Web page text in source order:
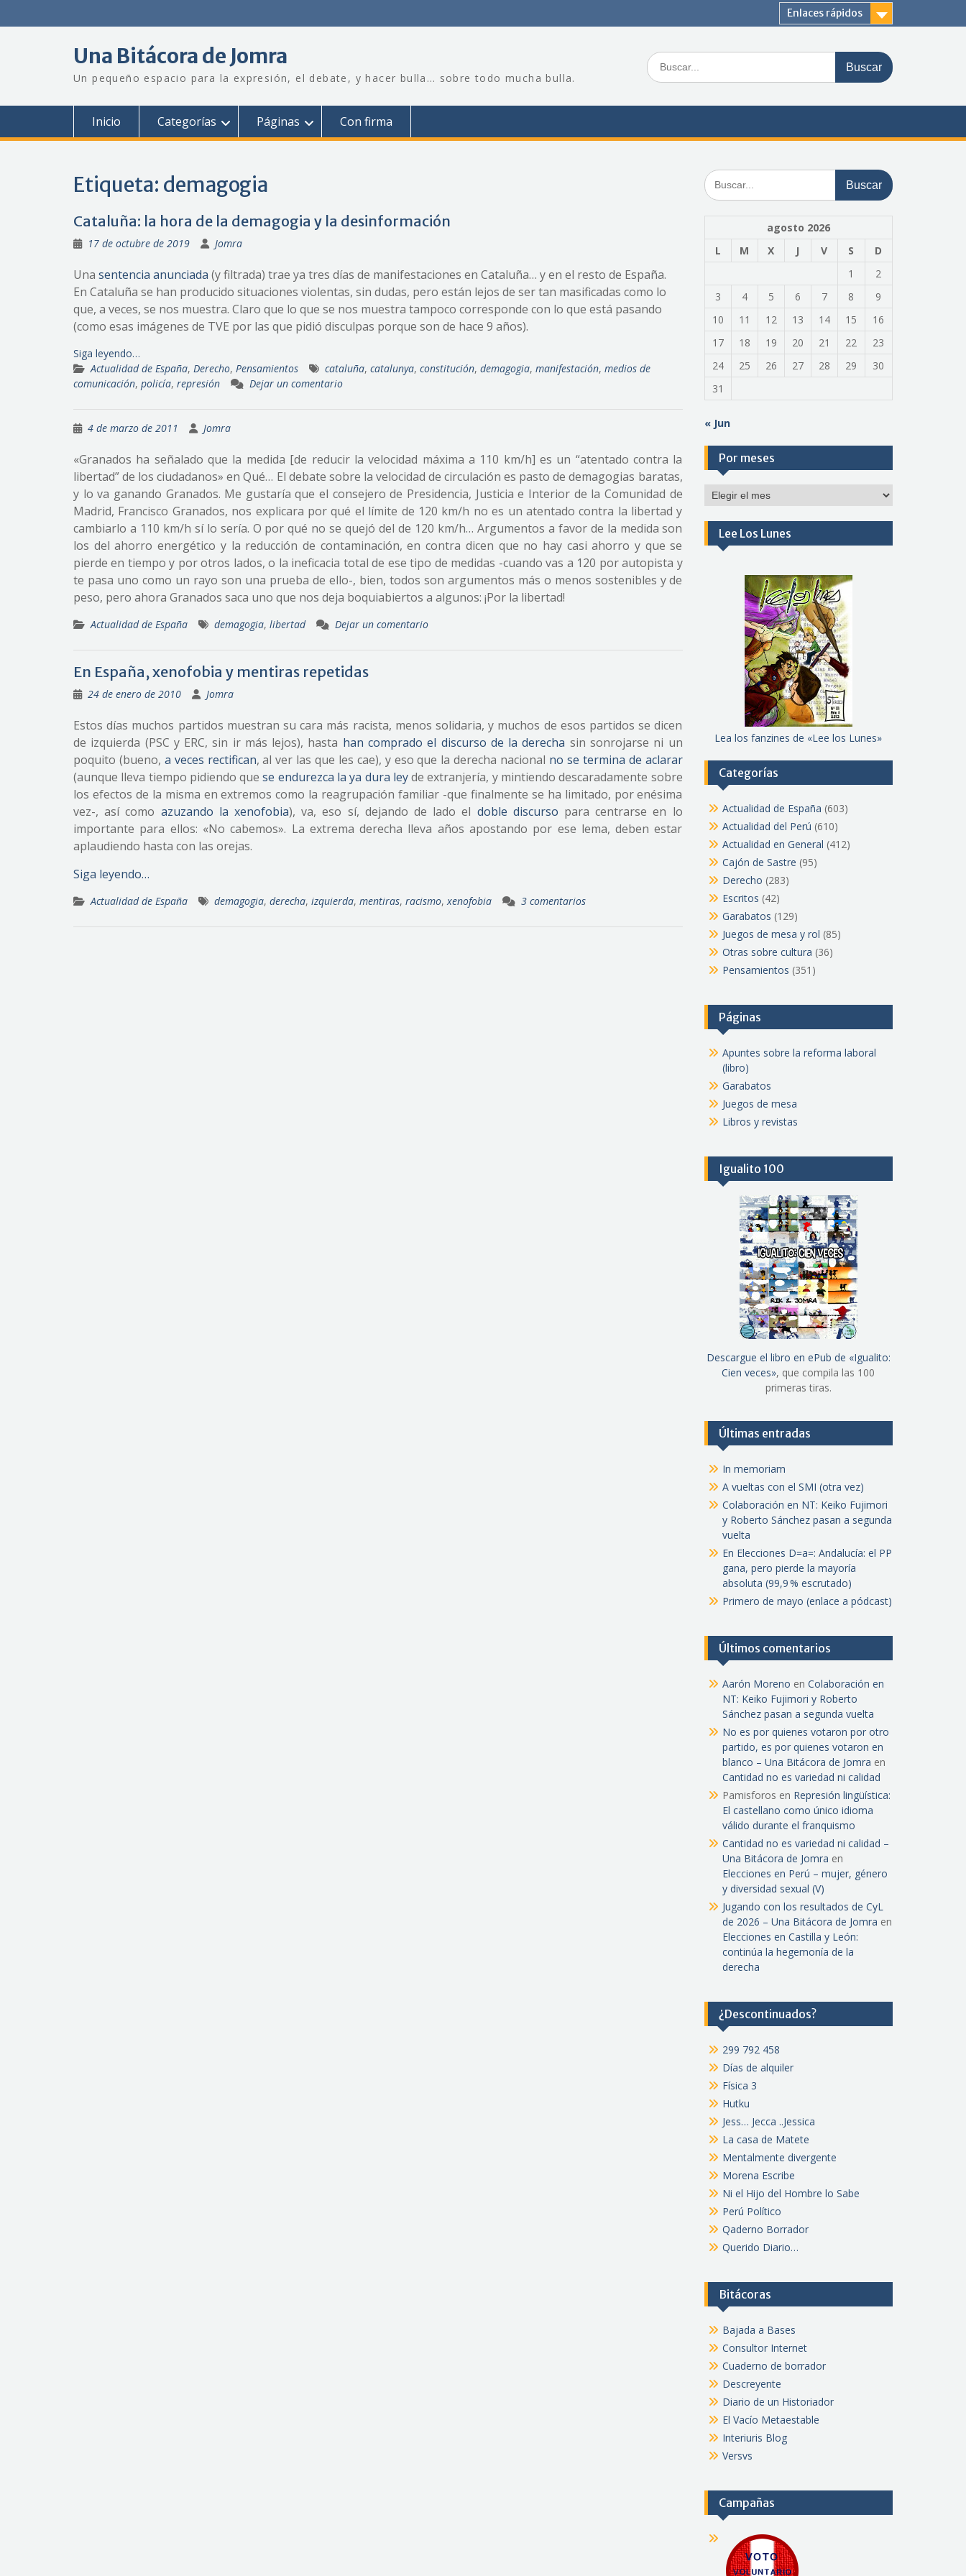
Enlaces rápidos
Una Bitácora de Jomra
Un pequeño espacio para la expresión, el debate, y hacer bulla… sobre todo mucha bulla.
Buscar:
Inicio Categorías Páginas Con firma
Etiqueta: demagogia
Cataluña: la hora de la demagogia y la desinformación
17 de octubre de 2019 Jomra
Una sentencia anunciada (y filtrada) trae ya tres días de manifestaciones en Cataluña… y en el resto de España.
En Cataluña se han producido situaciones violentas, sin dudas, pero están lejos de ser tan masificadas como lo
que, a veces, se nos muestra. Claro que lo que se nos muestra tampoco corresponde con lo que está pasando
(como esas imágenes de TVE por las que pidió disculpas porque son de hace 9 años).
Siga leyendo…
Actualidad de España, Derecho, Pensamientos cataluña, catalunya, constitución, demagogia, manifestación, medios de
comunicación, policía, represión Dejar un comentario
4 de marzo de 2011 Jomra
«Granados ha señalado que la medida [de reducir la velocidad máxima a 110 km/h] es un “atentado contra la
libertad” de los ciudadanos» en Qué… El debate sobre la velocidad de circulación es pasto de demagogias baratas,
y lo va ganando Granados. Me gustaría que el consejero de Presidencia, Justicia e Interior de la Comunidad de
Madrid, Francisco Granados, nos explicara por qué el límite de 120 km/h no es un atentado contra la libertad y
cambiarlo a 110 km/h sí lo sería. O por qué no se quejó del de 120 km/h… Argumentos a favor de la medida son
los del ahorro energético y la reducción de contaminación, en contra dicen que no hay casi ahorro y que se
pierde en tiempo y por otros lados, o la ineficacia total de ese tipo de medidas -cuando vas a 120 por autopista y
te pasa uno como un rayo son una prueba de ello-, bien, todos son argumentos más o menos sostenibles y de
peso, pero ahora Granados saca uno que nos deja boquiabiertos a algunos: ¡Por la libertad!
Actualidad de España demagogia, libertad Dejar un comentario
En España, xenofobia y mentiras repetidas
24 de enero de 2010 Jomra
Estos días muchos partidos muestran su cara más racista, menos solidaria, y muchos de esos partidos se dicen
de izquierda (PSC y ERC, sin ir más lejos), hasta han comprado el discurso de la derecha sin sonrojarse ni un
poquito (bueno, a veces rectifican, al ver las que les cae), y eso que la derecha nacional no se termina de aclarar
(aunque lleva tiempo pidiendo quese endurezca la ya dura leyde extranjería, y mintiendo descaradamente sobre
los efectos de la misma en extremos como la reagrupación familiar -que finalmente se ha limitado, por enésima
vez-, así como azuzando la xenofobia), va, eso sí, dejando de lado el doble discurso para centrarse en lo
importante para ellos: «No cabemos». La extrema derecha lleva años apostando por ese lema, deben estar
aplaudiendo hasta con las orejas.
Siga leyendo…
Actualidad de España demagogia, derecha, izquierda, mentiras, racismo,xenofobia 3 comentarios
Buscar:
agosto 2026
L
M X J V S
D
1
2
3
4 5 6 7 8
9
10
11 12 13 14 15
16
17
18 19 20 21 22
23
24
25 26 27 28 29
30
31
« Jun
Por meses
Por
Lee Los Lunes
Lea los fanzines de «Lee los Lunes»
Categorías
Actualidad de España (603)
Actualidad del Perú (610)
Actualidad en General (412)
Cajón de Sastre (95)
Derecho (283)
Escritos (42)
Garabatos (129)
Juegos de mesa y rol (85)
Otras sobre cultura (36)
Pensamientos (351)
Páginas
Apuntes sobre la reforma laboral
(libro)
Garabatos
Juegos de mesa
Libros y revistas
Igualito 100
Descargue el libro en ePub de «Igualito:
Cien veces», que compila las 100
primeras tiras.
Últimas entradas
In memoriam
A vueltas con el SMI (otra vez)
Colaboración en NT: Keiko Fujimori
y Roberto Sánchez pasan a segunda
vuelta
En Elecciones D=a=: Andalucía: el PP
gana, pero pierde la mayoría
absoluta (99,9 % escrutado)
Primero de mayo (enlace a pódcast)
Últimos comentarios
Aarón Moreno en Colaboración en
NT: Keiko Fujimori y Roberto
Sánchez pasan a segunda vuelta
No es por quienes votaron por otro
partido, es por quienes votaron en
blanco – Una Bitácora de Jomra en
Cantidad no es variedad ni calidad
Pamisforos en Represión lingüística:
El castellano como único idioma
válido durante el franquismo
Cantidad no es variedad ni calidad –
Una Bitácora de Jomra en
Elecciones en Perú – mujer, género
y diversidad sexual (V)
Jugando con los resultados de CyL
de 2026 – Una Bitácora de Jomra en
Elecciones en Castilla y León:
continúa la hegemonía de la
derecha
¿Descontinuados?
299 792 458
Días de alquiler
Física 3
Hutku
Jess… Jecca ..Jessica
La casa de Matete
Mentalmente divergente
Morena Escribe
Ni el Hijo del Hombre lo Sabe
Perú Político
Qaderno Borrador
Querido Diario…
Bitácoras
Bajada a Bases
Consultor Internet
Cuaderno de borrador
Descreyente
Diario de un Historiador
El Vacío Metaestable
Interiuris Blog
Versvs
Campañas